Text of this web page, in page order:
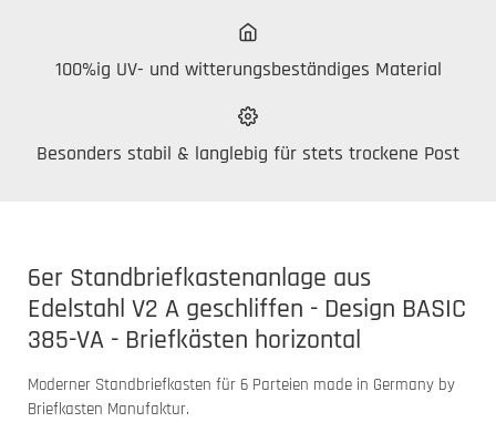
100%ig UV- und witterungsbeständiges Material
Besonders stabil & langlebig für stets trockene Post
6er Standbriefkastenanlage aus
Edelstahl V2 A geschliffen - Design BASIC
385-VA - Briefkästen horizontal
Moderner Standbriefkasten für 6 Parteien made in Germany by
Briefkasten Manufaktur.